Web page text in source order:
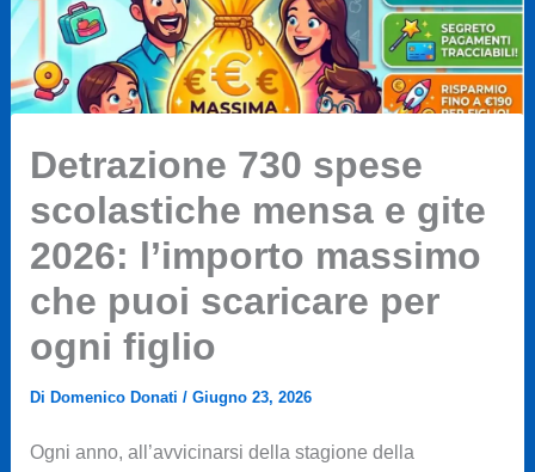
Detrazione 730 spese
scolastiche mensa e gite
2026: l’importo massimo
che puoi scaricare per
ogni figlio
Di Domenico Donati / Giugno 23, 2026
Ogni anno, all’avvicinarsi della stagione della